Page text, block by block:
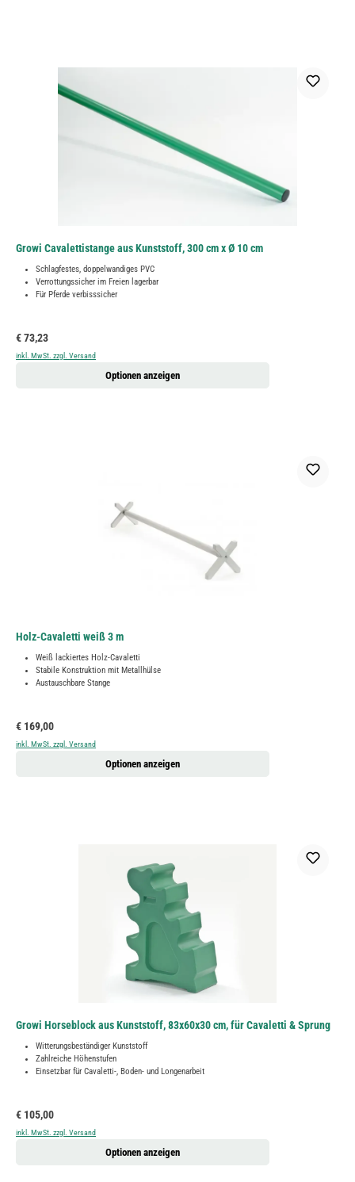
Growi Cavalettistange aus Kunststoff, 300 cm x Ø 10 cm
Schlagfestes, doppelwandiges PVC
Verrottungssicher im Freien lagerbar
Für Pferde verbisssicher
Regulärer Preis:
€ 73,23
inkl. MwSt. zzgl. Versand
Optionen anzeigen
Holz-Cavaletti weiß 3 m
Weiß lackiertes Holz-Cavaletti
Stabile Konstruktion mit Metallhülse
Austauschbare Stange
Regulärer Preis:
€ 169,00
inkl. MwSt. zzgl. Versand
Optionen anzeigen
Growi Horseblock aus Kunststoff, 83x60x30 cm, für Cavaletti & Sprung
Witterungsbeständiger Kunststoff
Zahlreiche Höhenstufen
Einsetzbar für Cavaletti-, Boden- und Longenarbeit
Regulärer Preis:
€ 105,00
inkl. MwSt. zzgl. Versand
Optionen anzeigen